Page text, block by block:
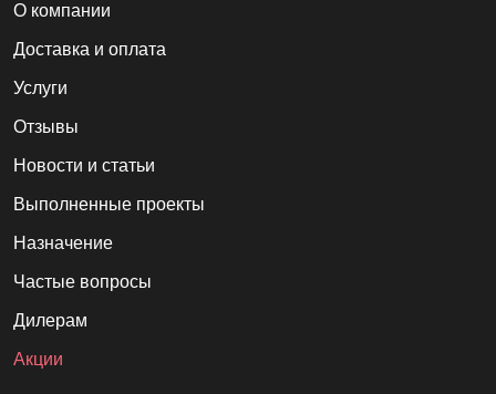
О компании
Доставка и оплата
Услуги
Отзывы
Новости и статьи
Выполненные проекты
Назначение
Частые вопросы
Дилерам
Акции